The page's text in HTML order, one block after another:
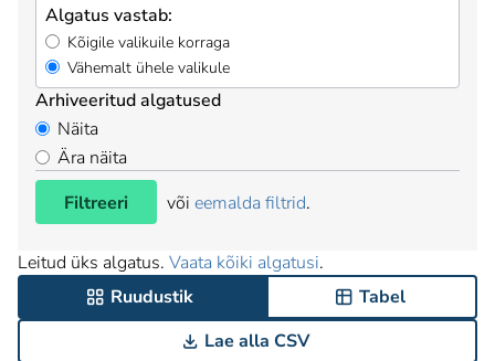
Algatus vastab:
Kõigile valikuile korraga
Vähemalt ühele valikule
Arhiveeritud algatused
Näita
Ära näita
Filtreeri
või eemalda filtrid.
Leitud üks algatus. Vaata kõiki algatusi.
Ruudustik
Tabel
Lae alla CSV